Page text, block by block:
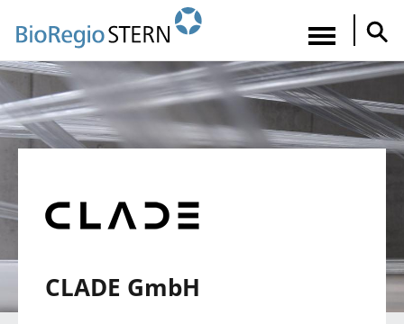
zum
Inhalt
CLADE GmbH